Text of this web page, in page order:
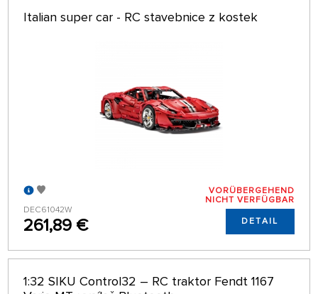
Italian super car - RC stavebnice z kostek
DEC61042W
261,89 €
VORÜBERGEHEND
NICHT VERFÜGBAR
DETAIL
1:32 SIKU Control32 – RC traktor Fendt 1167